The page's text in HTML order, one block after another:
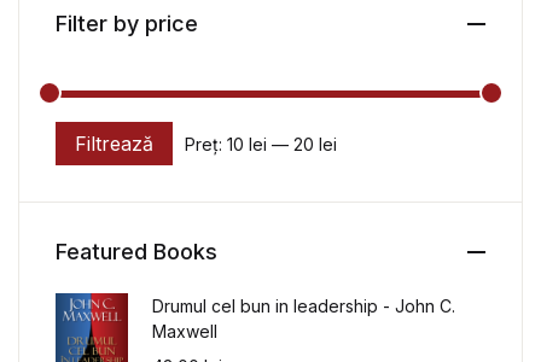
Filter by price
Preț minim
Preț maxim
Filtrează Preț: 10 lei — 20 lei
Featured Books
Drumul cel bun in leadership - John C.
Maxwell